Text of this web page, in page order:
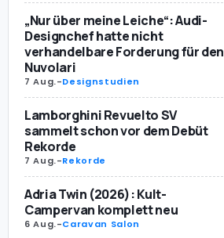
„Nur über meine Leiche“: Audi-
Designchef hatte nicht
verhandelbare Forderung für den
Nuvolari
7 Aug.-Designstudien
Lamborghini Revuelto SV
sammelt schon vor dem Debüt
Rekorde
7 Aug.-Rekorde
Adria Twin (2026): Kult-
Campervan komplett neu
6 Aug.-Caravan Salon